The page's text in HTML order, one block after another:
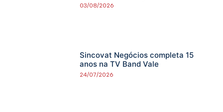
03/08/2026
Sincovat Negócios completa 15
anos na TV Band Vale
24/07/2026